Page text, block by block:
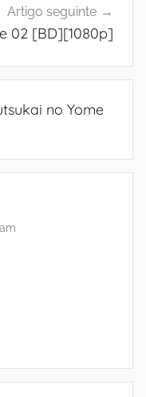
Artigo seguinte
02 [BD][1080p]
no Yome